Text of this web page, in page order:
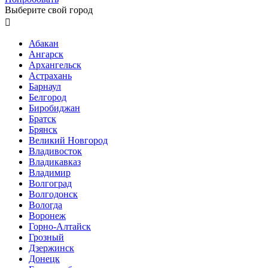
Выберите свой город

Абакан
Ангарск
Архангельск
Астрахань
Барнаул
Белгород
Биробиджан
Братск
Брянск
Великий Новгород
Владивосток
Владикавказ
Владимир
Волгоград
Волгодонск
Вологда
Воронеж
Горно-Алтайск
Грозный
Дзержинск
Донецк